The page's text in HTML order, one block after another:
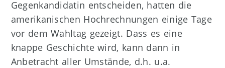
Gegenkandidatin entscheiden, hatten die
amerikanischen Hochrechnungen einige Tage
vor dem Wahltag gezeigt. Dass es eine
knappe Geschichte wird, kann dann in
Anbetracht aller Umstände, d.h. u.a.